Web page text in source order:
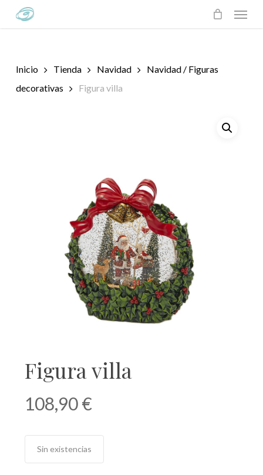
Menu
Inicio Tienda Navidad
Navidad / Figuras
decorativas
Figura villa
Figura villa
108,90€
Sin existencias